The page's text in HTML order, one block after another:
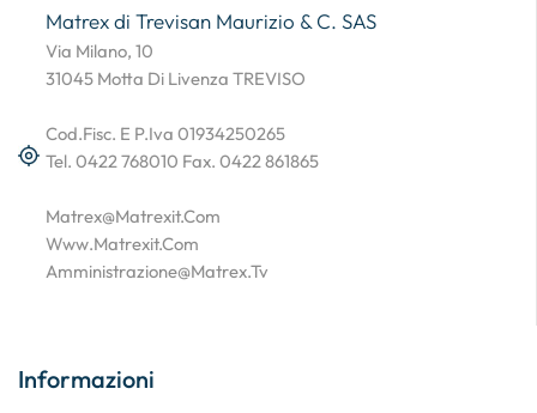
Matrex di Trevisan Maurizio & C. SAS
Via Milano, 10
31045 Motta Di Livenza TREVISO
Cod.Fisc. E P.Iva 01934250265
Tel. 0422 768010 Fax. 0422 861865
Matrex@matrexit.com
Www.matrexit.com
Amministrazione@matrex.tv
Informazioni